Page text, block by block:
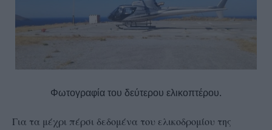
Φωτογραφία του δεύτερου ελικοπτέρου.
Για τα μέχρι πέρσι δεδομένα του ελικοδρομίου της